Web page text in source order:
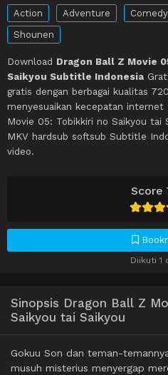
Score
Diikuti 1
Action Adventure Comedy
Shounen
Download Dragon Ball Z Movie
Saikyou Subtitle Indonesia
gratis dengan berbagai kualitas
menyesuaikan kecepatan internet
Movie 05: Tobikkiri no Saikyou tai
MKV hardsub softsub Subtitle
video.
Sinopsis Dragon Ball Z
Saikyou tai Saikyou
Gokuu Son dan teman-
musuh misterius menyergap